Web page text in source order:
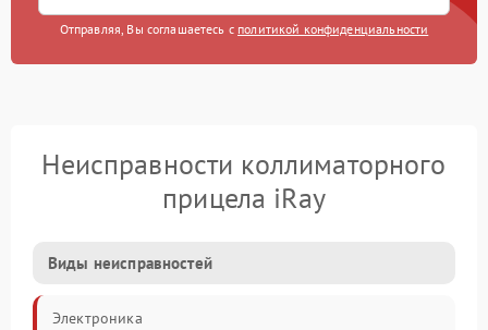
Отправляя, Вы соглашаетесь с политикой конфиденциальности
Неисправности коллиматорного
прицела iRay
Виды неисправностей
Электроника